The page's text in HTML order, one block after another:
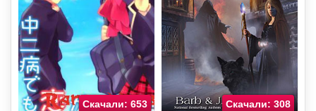
Скачали: 653 Скачали: 308